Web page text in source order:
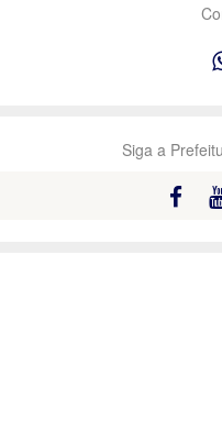
Siga a